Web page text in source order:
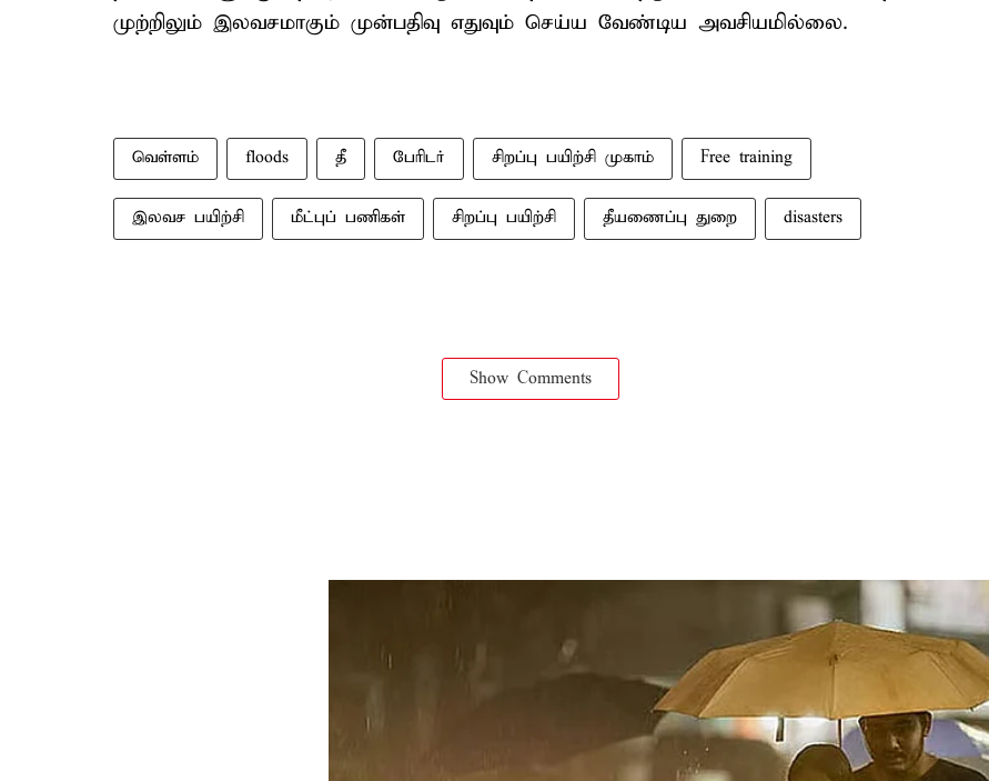
முற்றிலும் இலவசமாகும் முன்பதிவு எதுவும் செய்ய வேண்டிய அவசியமில்லை.
வெள்ளம் floods தீ பேரிடர் சிறப்பு பயிற்சி முகாம் Free training
இலவச பயிற்சி மீட்புப் பணிகள் சிறப்பு பயிற்சி தீயணைப்பு துறை disasters
Show Comments